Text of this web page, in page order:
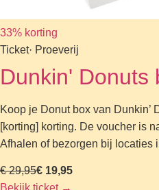
33% korting
Ticket· Proeverij
Dunkin' Donuts
Koop je Donut box van Dunkin’
[korting] korting. De voucher is
Afhalen of bezorgen bij locaties
€ 29,95€ 19,95